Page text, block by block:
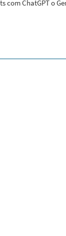
com ChatGPT o